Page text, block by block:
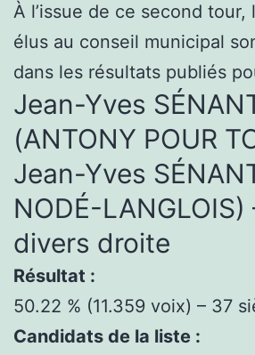
À l’issue de ce second tour,
élus au conseil municipal
dans les résultats publiés
Jean-Yves
(ANTONY POUR
Jean-Yves
NODÉ-LANGLOIS)
divers droite
Résultat :
50.22 % (11.359 voix) – 37
Candidats de la liste :